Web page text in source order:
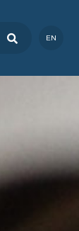
EN